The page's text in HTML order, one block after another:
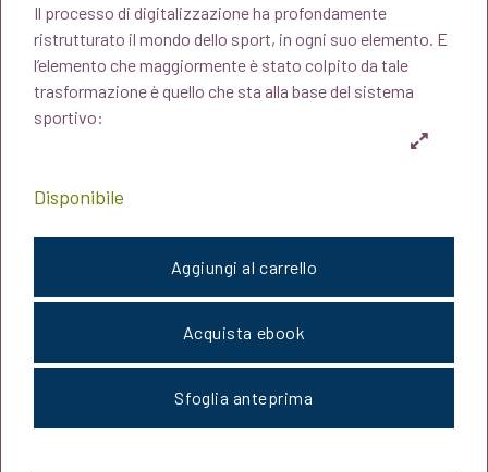
originale
era:
attuale
è:
€19,00.
Il processo di digitalizzazione ha profondamente
ristrutturato il mondo dello sport, in ogni suo elemento. E
l’elemento che maggiormente è stato colpito da tale
trasformazione è quello che sta alla base del sistema
sportivo:
Disponibile
Aggiungi al carrello
Acquista ebook
Sfoglia anteprima